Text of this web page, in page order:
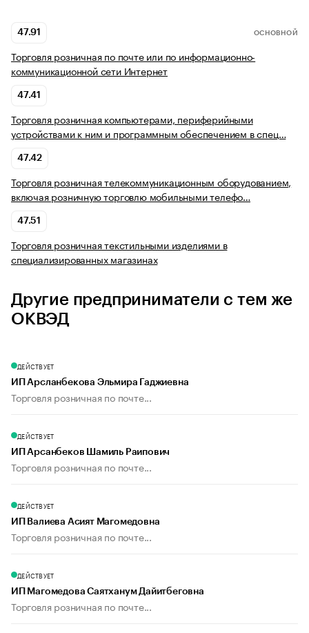
47.91 ОСНОВНОЙ
Торговля розничная по почте или по информационно-
коммуникационной сети Интернет
47.41
Торговля розничная компьютерами, периферийными
устройствами к ним и программным обеспечением в спец…
47.42
Торговля розничная телекоммуникационным оборудованием,
включая розничную торговлю мобильными телефо…
47.51
Торговля розничная текстильными изделиями в
специализированных магазинах
Другие предприниматели с тем же
ОКВЭД
ДЕЙСТВУЕТ
ИП Арсланбекова Эльмира Гаджиевна
Торговля розничная по почте...
ДЕЙСТВУЕТ
ИП Арсанбеков Шамиль Раипович
Торговля розничная по почте...
ДЕЙСТВУЕТ
ИП Валиева Асият Магомедовна
Торговля розничная по почте...
ДЕЙСТВУЕТ
ИП Магомедова Саятханум Дайитбеговна
Торговля розничная по почте...